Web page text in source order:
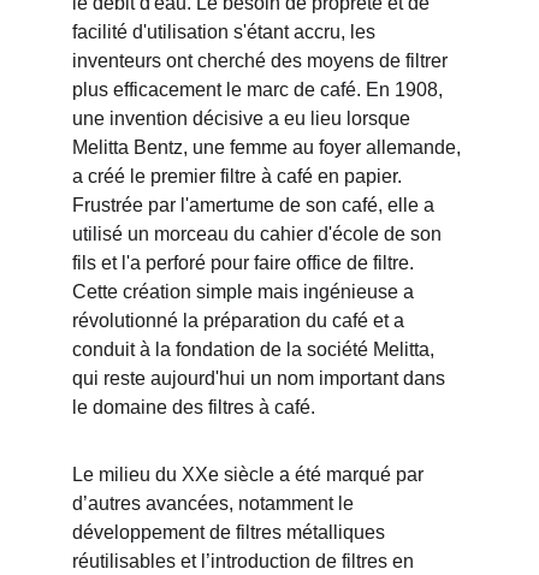
facilité d'utilisation s'étant accru, les
inventeurs ont cherché des moyens de filtrer
plus efficacement le marc de café. En 1908,
une invention décisive a eu lieu lorsque
Melitta Bentz, une femme au foyer allemande,
a créé le premier filtre à café en papier.
Frustrée par l'amertume de son café, elle a
utilisé un morceau du cahier d'école de son
fils et l'a perforé pour faire office de filtre.
Cette création simple mais ingénieuse a
révolutionné la préparation du café et a
conduit à la fondation de la société Melitta,
qui reste aujourd'hui un nom important dans
le domaine des filtres à café.
Le milieu du XXe siècle a été marqué par
d’autres avancées, notamment le
développement de filtres métalliques
réutilisables et l’introduction de filtres en